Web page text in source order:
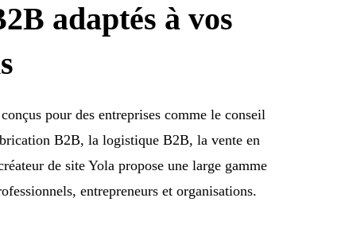
adaptés à vos
pour des entreprises comme le conseil
B2B, la logistique B2B, la vente en
de site Yola propose une large gamme
entrepreneurs et organisations.